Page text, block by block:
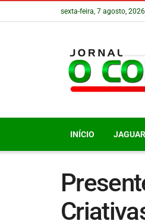
sexta-feira, 7 agosto, 2026
INÍCIO